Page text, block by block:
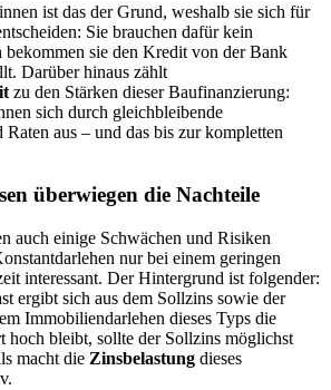
ist das der Grund, weshalb sie sich für
Sie brauchen dafür kein
sie den Kredit von der Bank
Darüber hinaus zählt
zu den Stärken dieser Baufinanzierung:
sich durch gleichbleibende
aus – und das bis zur kompletten
überwiegen die Nachteile
auch einige Schwächen und Risiken
nur bei einem geringen
interessant. Der Hintergrund ist folgender:
ergibt sich aus dem Sollzins sowie der
Immobiliendarlehen dieses Typs die
hoch bleibt, sollte der Sollzins möglichst
macht die Zinsbelastung dieses